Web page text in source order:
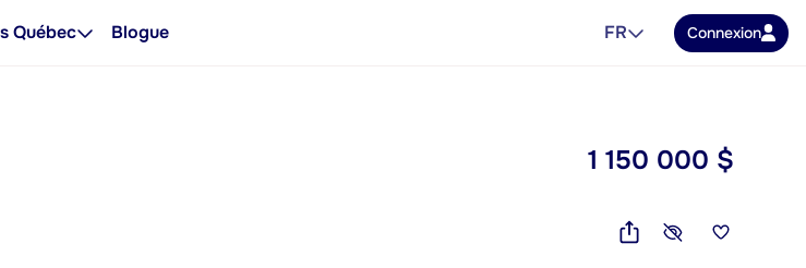
Québec Blogue FR Connexion
1 150 000 $